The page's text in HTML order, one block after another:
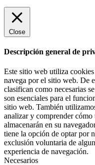
Close
Descripción general de
Este sitio web utiliza
navega por el sitio web. De
clasifican como necesarias
son esenciales para el
sitio web. También
analizar y comprender
almacenarán en su
tiene la opción de optar por
exclusión voluntaria de
experiencia de navegación.
Necesarios